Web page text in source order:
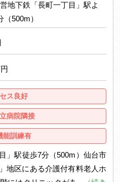
営地下鉄「長町一丁目」駅よ
（500m）
ス良好
病院隣接
能訓練有
」駅徒歩7分（500m）仙台市
地区にある介護付有料老人ホ